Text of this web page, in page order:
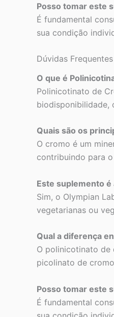
Posso tomar este
É fundamental
sua condição
Dúvidas Frequentes
O que é
Polinicotinato de
biodisponibilidade,
Quais são os
O cromo é um
contribuindo para
Este suplemento
Sim, o Olympian
vegetarianas ou
Qual a diferença
O polinicotinato de
picolinato de
Posso tomar este
É fundamental